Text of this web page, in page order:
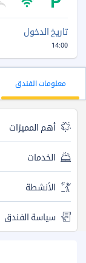
تاريخ الدخول
14:00
معلومات الفندق
أهم المميزات
الخدمات
الأنشطة
سياسة الفندق